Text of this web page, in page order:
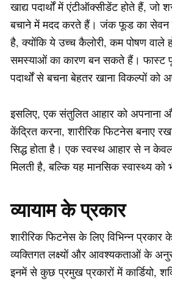
खाद्य पदार्थों में एंटीऑक्सीडेंट होते हैं, जो
बचाने में मदद करते हैं। जंक फूड का सेवन
है, क्योंकि ये उच्च कैलोरी, कम पोषण वाले
समस्याओं का कारण बन सकते हैं।
पदार्थों से बचना बेहतर खाना विकल्पों को
इसलिए, एक संतुलित आहार को अपनाना
केंद्रित करना, शारीरिक फिटनेस बनाए
सिद्ध होता है। एक स्वस्थ आहार से न
मिलती है, बल्कि यह मानसिक स्वास्थ्य को
व्यायाम के प्रकार
शारीरिक फिटनेस के लिए विभिन्न प्रकार
व्यक्तिगत लक्ष्यों और आवश्यकताओं के
इनमें से कुछ प्रमुख प्रकारों में कार्डियो,